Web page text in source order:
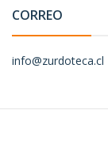
CORREO
info@zurdoteca.cl